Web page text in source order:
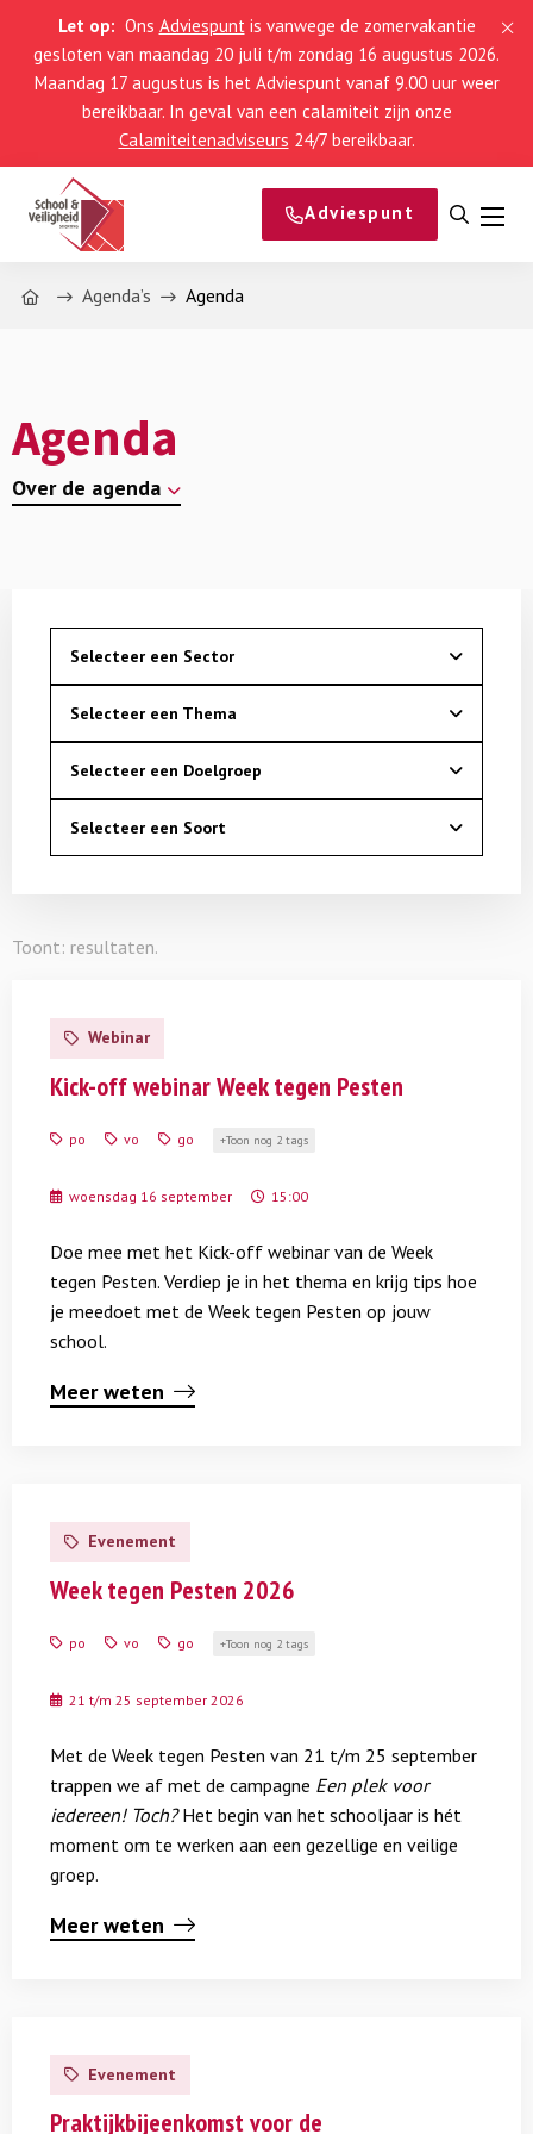
Let op: Ons Adviespuntis vanwege de zomervakantie
gesloten van maandag 20 juli t/m zondag 16 augustus 2026.
Maandag 17 augustus is het Adviespunt vanaf 9.00 uur weer
bereikbaar. In geval van een calamiteit zijn onze
Calamiteitenadviseurs 24/7 bereikbaar.
Adviespunt
Open
Home Agenda’s Agenda
Agenda
Over de agenda
Selecteer een Sector
Selecteer een Thema
Selecteer een Doelgroep
Selecteer een Soort
Toont: resultaten.
meer
webinar
tegen
Webinar
Kick-off webinar Week tegen Pesten
po vo go Toon nog 2 tags
woensdag 16 september 15:00
Doe mee met het Kick-off webinar van de Week
tegen Pesten. Verdiep je in het thema en krijg tips hoe
je meedoet met de Week tegen Pesten op jouw
school.
Meer weten
meer
Week
Pesten
Evenement
Week tegen Pesten 2026
po vo go Toon nog 2 tags
21 t/m 25 september 2026
Met de Week tegen Pesten van 21 t/m 25 september
trappen we af met de campagne Een plek voor
iedereen! Toch?Het begin van het schooljaar is hét
moment om te werken aan een gezellige en veilige
groep.
Meer weten
meer
Praktijkbijeenkomst
Evenement
Praktijkbijeenkomst voor de